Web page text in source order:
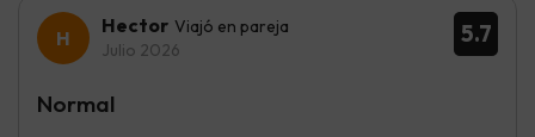
5.7
Hector Viajó en pareja
Julio 2026
Normal